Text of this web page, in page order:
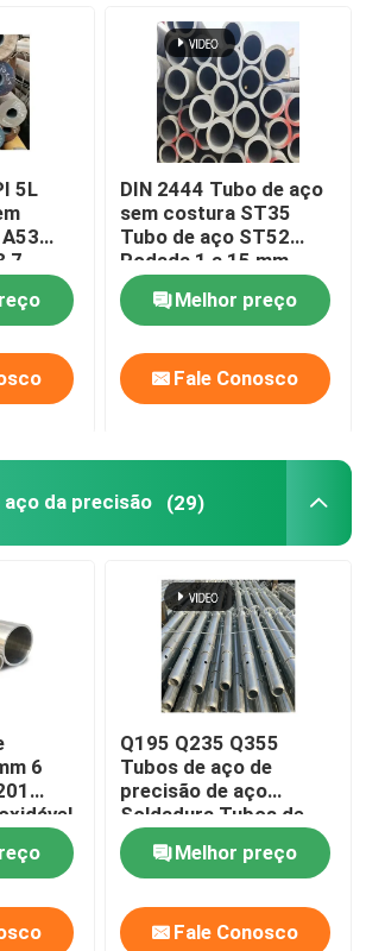
5L
-
DIN 2444 Tubo de aço
sem costura ST35
Tubo de aço ST52
Rodada 1 a 15 mm
Melhor preço
Fale Conosco
aço da precisão (29)
6
Q195 Q235 Q355
Tubos de aço de
precisão de aço
Soldadura Tubos de
andamento de aço de
ferro 60mm Od
Melhor preço
Fale Conosco